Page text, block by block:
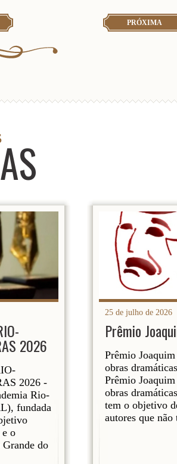
PRÓXIMA
2026
2026 -
Rio-
fundada
o
do
25 de julho de 2026
Prêmio
Prêmio
obras
Prêmio
obras
tem o objetivo
autores que